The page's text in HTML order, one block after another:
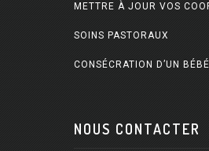
METTRE À JOUR VOS
SOINS PASTORAUX
CONSÉCRATION D’UN BÉBÉ
NOUS CONTACTER